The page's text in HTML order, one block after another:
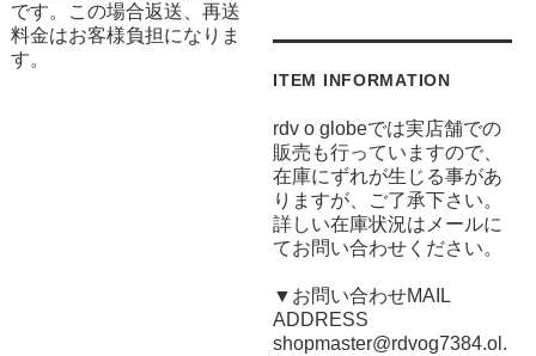
です。この場合返送、再送
料金はお客様負担になりま
す。
ITEM INFORMATION
rdv o globeでは実店舗での
販売も行っていますので、
在庫にずれが生じる事があ
りますが、ご了承下さい。
詳しい在庫状況はメールに
てお問い合わせください。
▼お問い合わせMAIL
ADDRESS
shopmaster@rdvog7384.ol.